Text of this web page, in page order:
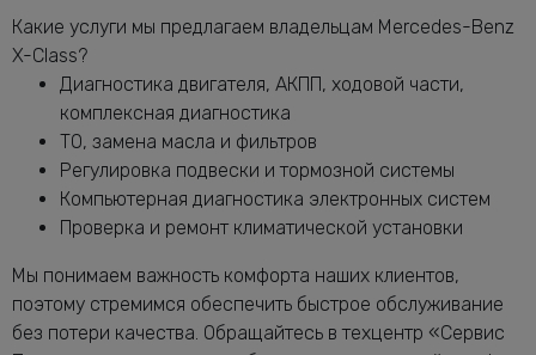
Замена передних амортизаторов
Мерседес-Бенц X-Class
от 3400 руб.
Замена передних тормозных дисков
Мерседес-Бенц X-Class
от 1160 руб.
Замена передних тормозных колодок
Мерседес-Бенц X-Class
Замена подушек двигателя X-Class
от 5000 руб.
Замена подшипника генератора
Замена приводного ремня Мерседес-
Бенц X-Class
от 2120 руб.
Замена ремня генератора Мерседес-
Какие услуги мы предлагаем владельцам Mercedes-Benz
X-Class?
Диагностика двигателя, АКПП, ходовой части,
комплексная диагностика
ТО, замена масла и фильтров
Регулировка подвески и тормозной системы
Компьютерная диагностика электронных систем
Проверка и ремонт климатической установки
Мы понимаем важность комфорта наших клиентов,
поэтому стремимся обеспечить быстрое обслуживание
без потери качества. Обращайтесь в техцентр «Сервис